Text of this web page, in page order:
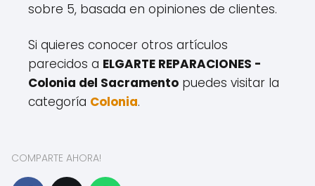
sobre 5, basada en opiniones de clientes.
Si quieres conocer otros artículos
parecidos a ELGARTE REPARACIONES -
Colonia del Sacramento puedes visitar la
categoría Colonia.
COMPARTE AHORA!